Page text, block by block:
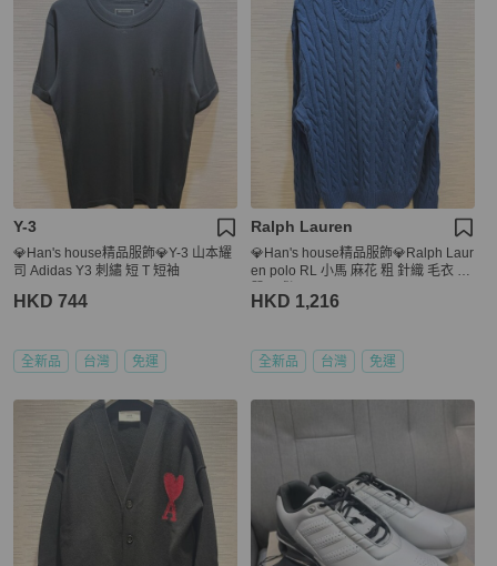
Y-3
💎Han's house精品服飾💎Y-3 山本耀
司 Adidas Y3 刺繡 短 T 短袖
HKD 744
全新品 台灣 免運
Ralph Lauren
💎Han's house精品服飾💎Ralph Laur
en polo RL 小馬 麻花 粗 針織 毛衣 棉
HKD 1,216
全新品 台灣 免運